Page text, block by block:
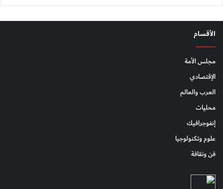
الأقسام
مجلس الأمة
الإقتصادي
العرب والعالم
محليات
إنفوجرافيك
علوم وتكنولوجيا
فن وثقافة